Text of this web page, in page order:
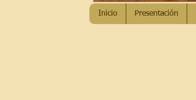
Inicio Presentación